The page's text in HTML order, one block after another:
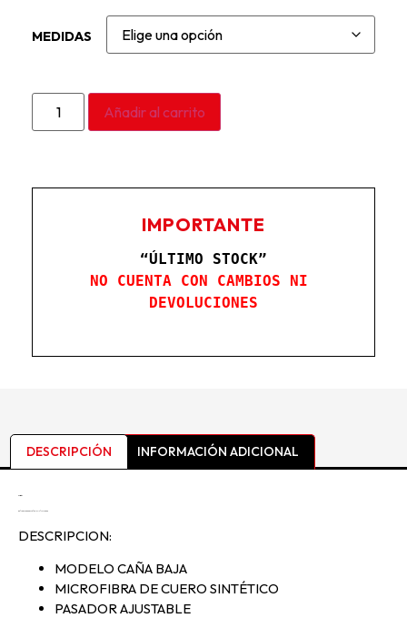
MEDIDAS
Añadir al carrito
IMPORTANTE
“ÚLTIMO STOCK”
NO CUENTA CON CAMBIOS NI
DEVOLUCIONES
DESCRIPCIÓN INFORMACIÓN ADICIONAL
DESCRIPCION:
MODELO CAÑA BAJA
MICROFIBRA DE CUERO SINTÉTICO
PASADOR AJUSTABLE